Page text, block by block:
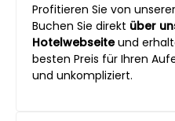
Profitieren Sie von unserer
Buchen Sie direkt über
Hotelwebseiteund
besten Preis für Ihren
und unkompliziert.